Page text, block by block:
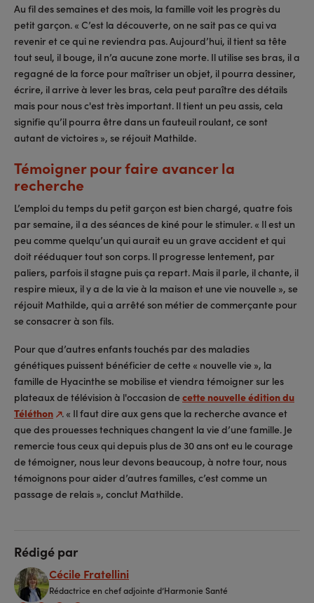
Au fil des semaines et des mois, la famille voit les progrès du
petit garçon. « C’est la découverte, on ne sait pas ce qui va
revenir et ce qui ne reviendra pas. Aujourd’hui, il tient sa tête
tout seul, il bouge, il n’a aucune zone morte. Il utilise ses bras, il a
regagné de la force pour maîtriser un objet, il pourra dessiner,
écrire, il arrive à lever les bras, cela peut paraître des détails
mais pour nous c'est très important. Il tient un peu assis, cela
signifie qu’il pourra être dans un fauteuil roulant, ce sont
autant de victoires », se réjouit Mathilde.
Témoigner pour faire avancer la
recherche
L’emploi du temps du petit garçon est bien chargé, quatre fois
par semaine, il a des séances de kiné pour le stimuler. « Il est un
peu comme quelqu’un qui aurait eu un grave accident et qui
doit rééduquer tout son corps. Il progresse lentement, par
paliers, parfois il stagne puis ça repart. Mais il parle, il chante, il
respire mieux, il y a de la vie à la maison et une vie nouvelle », se
réjouit Mathilde, qui a arrêté son métier de commerçante pour
se consacrer à son fils.
Pour que d’autres enfants touchés par des maladies
génétiques puissent bénéficier de cette « nouvelle vie », la
famille de Hyacinthe se mobilise et viendra témoigner sur les
plateaux de télévision à l'occasion decette nouvelle édition du
Téléthon . « Il faut dire aux gens que la recherche avance et
que des prouesses techniques changent la vie d’une famille. Je
remercie tous ceux qui depuis plus de 30 ans ont eu le courage
de témoigner, nous leur devons beaucoup, à notre tour, nous
témoignons pour aider d’autres familles, c’est comme un
passage de relais », conclut Mathilde.
Rédigé par
Cécile Fratellini
Rédactrice en chef adjointe d’Harmonie Santé